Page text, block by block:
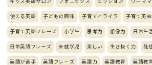
キッズ英語サロン フォニックス ミッション ワーママ
使える英語 子どもの興味 子育てイライラ 子育て英会
子育て英語フレーズ 小学生 思考力 想像力 日常生
日常英語フレーズ 未就学児 楽しい 生き抜く力 発
英語が苦手 英語フレーズ 英語力 英語教育 英語教